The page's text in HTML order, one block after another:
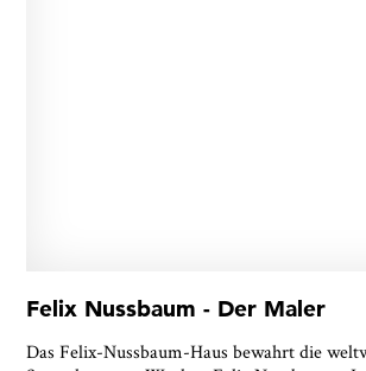
Felix Nussbaum - Der Maler
Das Felix-Nussbaum-Haus bewahrt die